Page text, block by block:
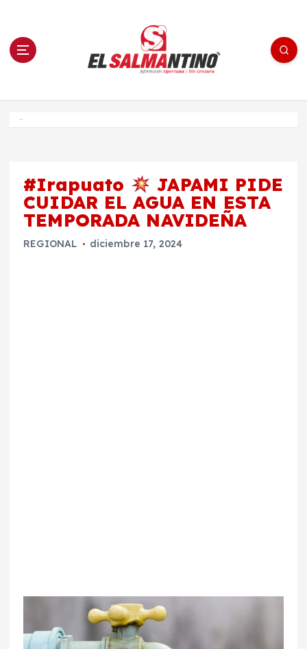
n El Salmantino - medios/noticias/editorial
#Irapuato JAPAMI PIDE
CUIDAR EL AGUA EN ESTA
TEMPORADA NAVIDEÑA
REGIONAL diciembre 17, 2024